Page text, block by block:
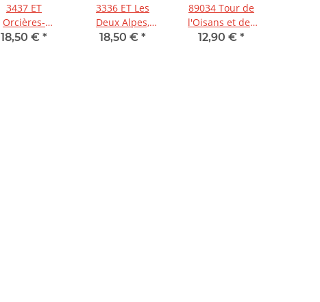
3437 ET
Orcières-
Merlette
18,50 € *
3336 ET Les
Deux Alpes,
Olan, Muzelle,
18,50 € *
89034 Tour de
l'Oisans et des
Écrins - GR54
12,90 € *